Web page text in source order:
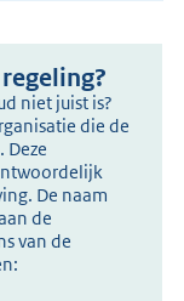
niet juist is?
die de
Deze
De naam
de
van de